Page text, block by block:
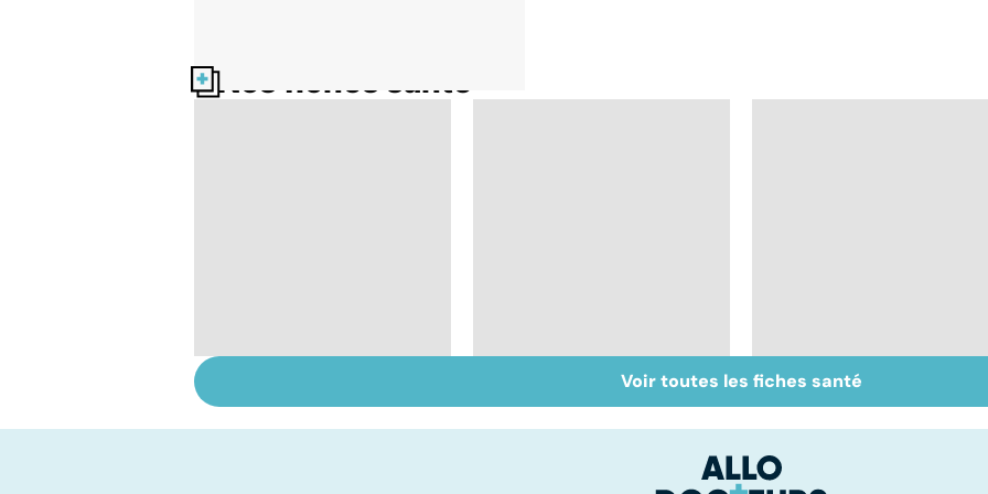
Nos fiches santé
alimentaires :
Votre santé en
vacances
La salmonelle,
souvent à l'origine
Voir toutes les fiches santé